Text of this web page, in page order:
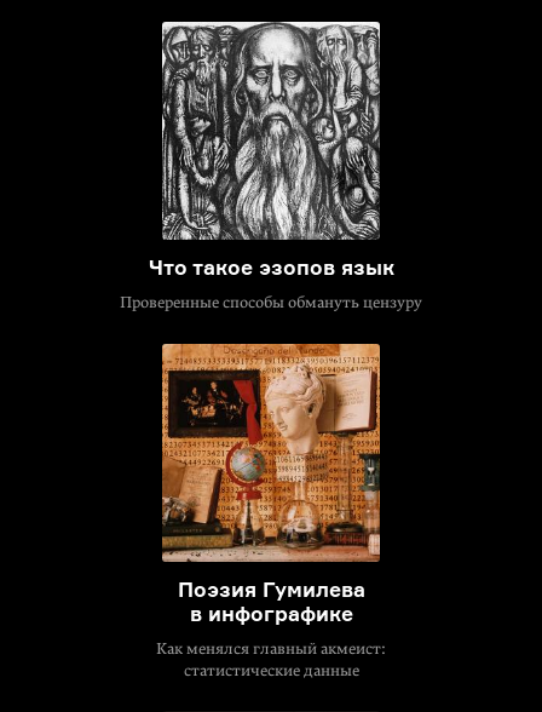
Что такое эзопов язык
Проверенные способы обмануть цензуру
Поэзия Гумилева
в инфографике
Как менялся главный акмеист:
статистические данные